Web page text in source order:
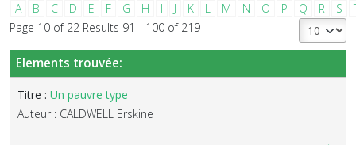
A B C D E F G H I J K L M N O P Q R S
Page 10 of 22 Results 91 - 100 of 219
Elements trouvée:
Titre : Un pauvre type
Auteur : CALDWELL Erskine